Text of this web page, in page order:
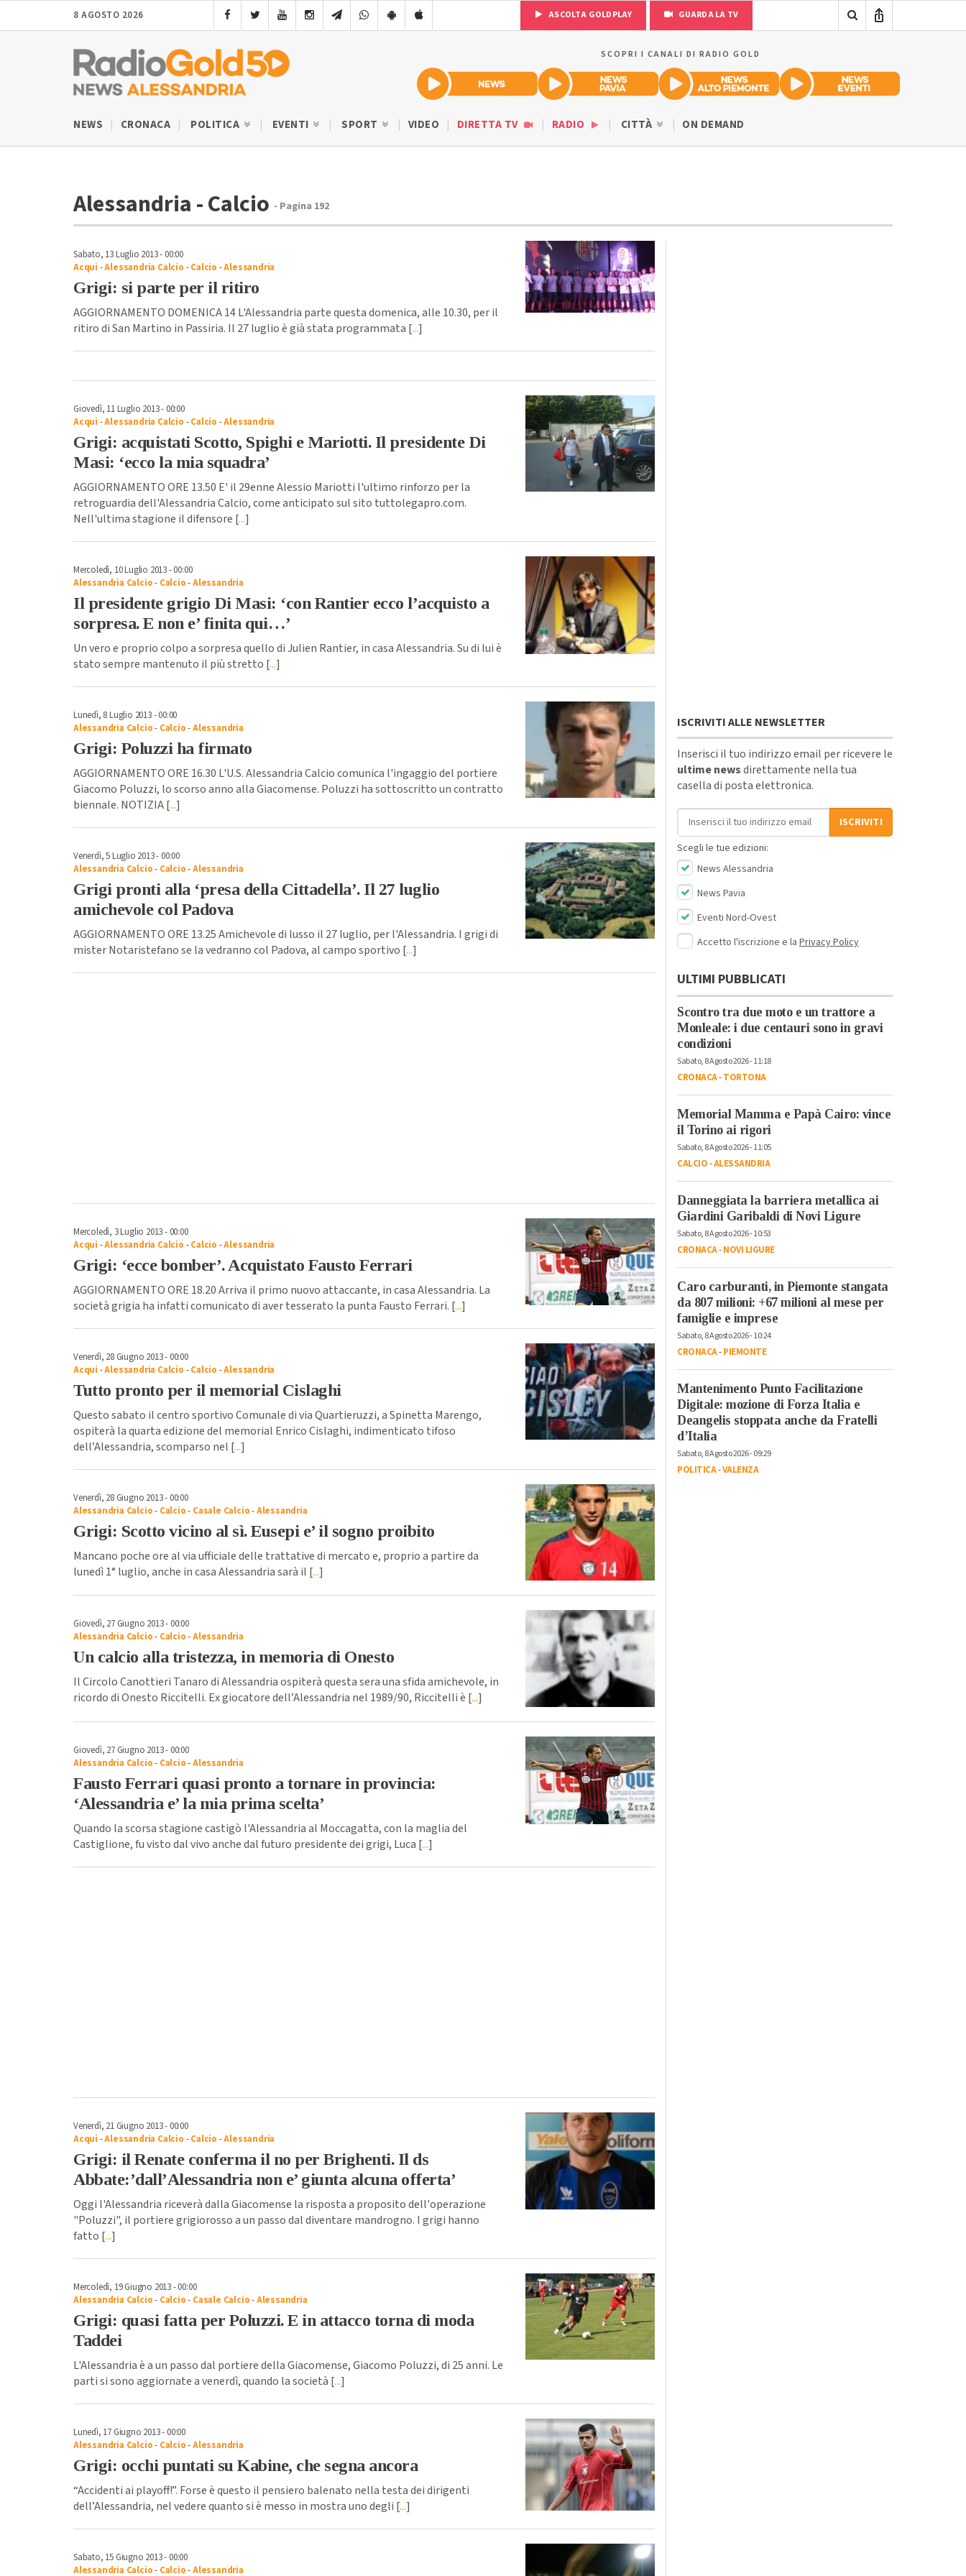
8 AGOSTO 2026 ASCOLTA GOLDPLAY GUARDA LA TV
SCOPRI I CANALI DI RADIO GOLD
NEWS CRONACA POLITICA EVENTI SPORT VIDEO DIRETTA TV RADIO CITTÀ ON DEMAND
Alessandria - Calcio - Pagina 192
Sabato, 13 Luglio 2013 - 00:00
Acqui -Alessandria Calcio -Calcio -Alessandria
Grigi: si parte per il ritiro
AGGIORNAMENTO DOMENICA 14 L'Alessandria parte questa domenica, alle 10.30, per il
ritiro di San Martino in Passiria. Il 27 luglio è già stata programmata [...]
Giovedì, 11 Luglio 2013 - 00:00
Acqui -Alessandria Calcio -Calcio -Alessandria
Grigi: acquistati Scotto, Spighi e Mariotti. Il presidente Di
Masi: ‘ecco la mia squadra’
AGGIORNAMENTO ORE 13.50 E' il 29enne Alessio Mariotti l'ultimo rinforzo per la
retroguardia dell'Alessandria Calcio, come anticipato sul sito tuttolegapro.com.
Nell'ultima stagione il difensore [...]
Mercoledì, 10 Luglio 2013 - 00:00
Alessandria Calcio- Calcio-Alessandria
Il presidente grigio Di Masi: ‘con Rantier ecco l’acquisto a
sorpresa. E non e’ finita qui…’
Un vero e proprio colpo a sorpresa quello di Julien Rantier, in casa Alessandria. Su di lui è
stato sempre mantenuto il più stretto [...]
Lunedì, 8 Luglio 2013 - 00:00
Alessandria Calcio- Calcio-Alessandria
Grigi: Poluzzi ha firmato
AGGIORNAMENTO ORE 16.30 L'U.S. Alessandria Calcio comunica l'ingaggio del portiere
Giacomo Poluzzi, lo scorso anno alla Giacomense. Poluzzi ha sottoscritto un contratto
biennale. NOTIZIA [...]
Venerdì, 5 Luglio 2013 - 00:00
Alessandria Calcio- Calcio-Alessandria
Grigi pronti alla ‘presa della Cittadella’. Il 27 luglio
amichevole col Padova
AGGIORNAMENTO ORE 13.25 Amichevole di lusso il 27 luglio, per l'Alessandria. I grigi di
mister Notaristefano se la vedranno col Padova, al campo sportivo [...]
Mercoledì, 3 Luglio 2013 - 00:00
Acqui -Alessandria Calcio -Calcio -Alessandria
Grigi: ‘ecce bomber’. Acquistato Fausto Ferrari
AGGIORNAMENTO ORE 18.20 Arriva il primo nuovo attaccante, in casa Alessandria. La
società grigia ha infatti comunicato di aver tesserato la punta Fausto Ferrari. [...]
Venerdì, 28 Giugno 2013 - 00:00
Acqui -Alessandria Calcio -Calcio -Alessandria
Tutto pronto per il memorial Cislaghi
Questo sabato il centro sportivo Comunale di via Quartieruzzi, a Spinetta Marengo,
ospiterà la quarta edizione del memorial Enrico Cislaghi, indimenticato tifoso
dell’Alessandria, scomparso nel [...]
Venerdì, 28 Giugno 2013 - 00:00
Alessandria Calcio- Calcio- Casale Calcio-Alessandria
Grigi: Scotto vicino al sì. Eusepi e’ il sogno proibito
Mancano poche ore al via ufficiale delle trattative di mercato e, proprio a partire da
lunedì 1° luglio, anche in casa Alessandria sarà il [...]
Giovedì, 27 Giugno 2013 - 00:00
Alessandria Calcio- Calcio-Alessandria
Un calcio alla tristezza, in memoria di Onesto
Il Circolo Canottieri Tanaro di Alessandria ospiterà questa sera una sfida amichevole, in
ricordo di Onesto Riccitelli. Ex giocatore dell’Alessandria nel 1989/90, Riccitelli è [...]
Giovedì, 27 Giugno 2013 - 00:00
Alessandria Calcio- Calcio-Alessandria
Fausto Ferrari quasi pronto a tornare in provincia:
‘Alessandria e’ la mia prima scelta’
Quando la scorsa stagione castigò l'Alessandria al Moccagatta, con la maglia del
Castiglione, fu visto dal vivo anche dal futuro presidente dei grigi, Luca [...]
Venerdì, 21 Giugno 2013 - 00:00
Acqui -Alessandria Calcio -Calcio -Alessandria
Grigi: il Renate conferma il no per Brighenti. Il ds
Abbate:’dall’Alessandria non e’ giunta alcuna offerta’
Oggi l'Alessandria riceverà dalla Giacomense la risposta a proposito dell'operazione
"Poluzzi", il portiere grigiorosso a un passo dal diventare mandrogno. I grigi hanno
fatto [...]
Mercoledì, 19 Giugno 2013 - 00:00
Alessandria Calcio- Calcio- Casale Calcio-Alessandria
Grigi: quasi fatta per Poluzzi. E in attacco torna di moda
Taddei
L'Alessandria è a un passo dal portiere della Giacomense, Giacomo Poluzzi, di 25 anni. Le
parti si sono aggiornate a venerdì, quando la società [...]
Lunedì, 17 Giugno 2013 - 00:00
Alessandria Calcio- Calcio-Alessandria
Grigi: occhi puntati su Kabine, che segna ancora
“Accidenti ai playoff!”. Forse è questo il pensiero balenato nella testa dei dirigenti
dell’Alessandria, nel vedere quanto si è messo in mostra uno degli [...]
Sabato, 15 Giugno 2013 - 00:00
Alessandria Calcio- Calcio-Alessandria
ISCRIVITI ALLE NEWSLETTER
Inserisci il tuo indirizzo email per ricevere le
ultime newsdirettamente nella tua
casella di posta elettronica.
Indirizzo email
ISCRIVITI
Scegli le tue edizioni:
News Alessandria
News Pavia
Eventi Nord-Ovest
Accetto l'iscrizione e la Privacy Policy
ULTIMI PUBBLICATI
Scontro tra due moto e un trattore a
Monleale: i due centauri sono in gravi
condizioni
Sabato, 8 Agosto 2026 - 11:18
CRONACA-TORTONA
Memorial Mamma e Papà Cairo: vince
il Torino ai rigori
Sabato, 8 Agosto 2026 - 11:05
CALCIO-ALESSANDRIA
Danneggiata la barriera metallica ai
Giardini Garibaldi di Novi Ligure
Sabato, 8 Agosto 2026 - 10:53
CRONACA-NOVI LIGURE
Caro carburanti, in Piemonte stangata
da 807 milioni: +67 milioni al mese per
famiglie e imprese
Sabato, 8 Agosto 2026 - 10:24
CRONACA-PIEMONTE
Mantenimento Punto Facilitazione
Digitale: mozione di Forza Italia e
Deangelis stoppata anche da Fratelli
d’Italia
Sabato, 8 Agosto 2026 - 09:29
POLITICA-VALENZA